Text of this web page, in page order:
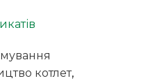
котлет,